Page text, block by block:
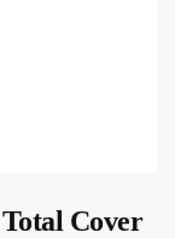
Cover